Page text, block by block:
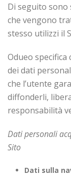
Di seguito sono
che vengono
stesso utilizzi il
Odueo specifica
dei dati
che l’utente
diffonderli,
responsabilità
Dati personali
Sito
Dati sulla